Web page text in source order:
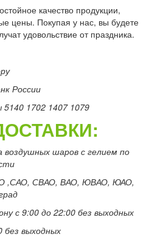
качество продукции,
цены. Покупая у нас, вы будете
удовольствие от праздника.
России
1702 1407 1079
воздушных шаров с гелием по
,САО, СВАО, ВАО, ЮВАО, ЮАО,
с 9:00 до 22:00 без выходных
без выходных